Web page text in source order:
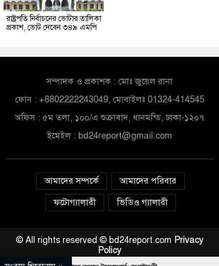
রাষ্ট্রপতি নির্বাচনের ভোটার তালিকা
প্রকাশ, ভোট দেবেন ৩৪৯ এমপি
সম্পাদক ও প্রকাশক : মোঃ জুয়েল রানা
ফোন : +8802222243049, মোবাইলঃ 01324-414545
অফিস : ৫ম তলা, ১০০/এ শুক্রাবাদ, ধানমন্ডি, ঢাকা-১২০৭
ইমেইল : bd24report@gmail.com
আমাদের সম্পর্কে
আমাদের পরিবার
ফটোগ্যালারী
ভিডিও গ্যালারী
© All rights reserved © bd24report.com Privacy
Policy